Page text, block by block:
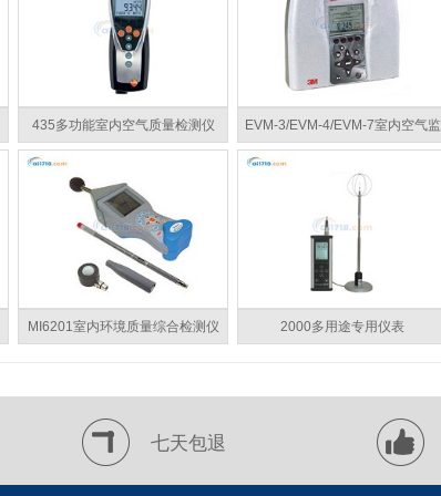
435多功能室内空气质量检测仪 EVM-3/EVM-4/EVM-7室内空气监
MI6201室内环境质量综合检测仪 2000多用途专用仪表
七天包退